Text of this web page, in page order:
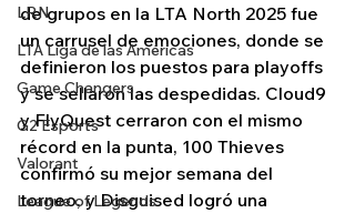
LRN
LTA Liga de las Américas
Game Changers
G2 Esports
Valorant
League of Legends
de grupos en la LTA North 2025 fue
un carrusel de emociones, donde se
definieron los puestos para playoffs
y se sellaron las despedidas. Cloud9
y FlyQuest cerraron con el mismo
récord en la punta, 100 Thieves
confirmó su mejor semana del
torneo, y Disguised logró una